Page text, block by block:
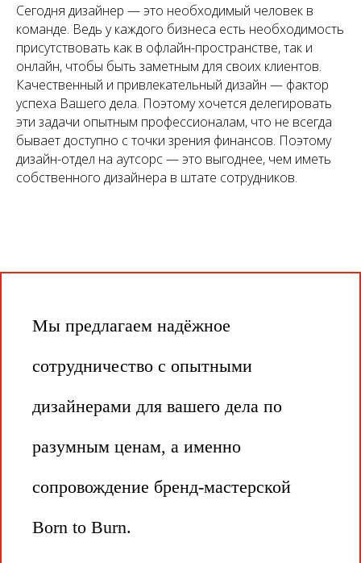
Сегодня дизайнер — это необходимый человек в
команде. Ведь у каждого бизнеса есть необходимость
присутствовать как в офлайн-пространстве, так и
онлайн, чтобы быть заметным для своих клиентов.
Качественный и привлекательный дизайн — фактор
успеха Вашего дела. Поэтому хочется делегировать
эти задачи опытным профессионалам, что не всегда
бывает доступно с точки зрения финансов. Поэтому
дизайн-отдел на аутсорс — это выгоднее, чем иметь
собственного дизайнера в штате сотрудников.
Мы предлагаем надёжное
сотрудничество с опытными
дизайнерами для вашего дела по
разумным ценам, а именно
сопровождение бренд-мастерской
Born to Burn.